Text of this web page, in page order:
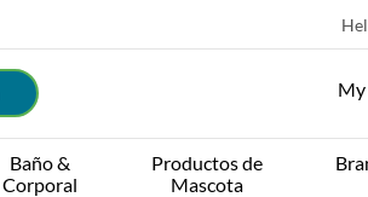
Baño &
Corporal
Productos de
Mascota